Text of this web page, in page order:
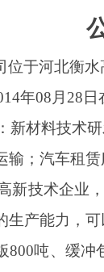
位于河北衡水
14年08 月 28
新材料技术
；汽车租赁
新技术企业
生产能力，
800吨、缓冲